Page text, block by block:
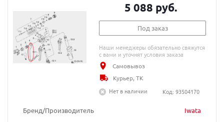
Бренд/Производитель Iwata
5 088 руб.
Под заказ
Наши менеджеры обязательно свяжутся
с вами и уточнят условия заказа
Самовывоз
Курьер, ТК
Нет в наличии
Код: 93504170